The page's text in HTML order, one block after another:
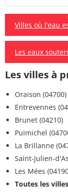
Villes où l'eau
Les eaux
Les villes à
Oraison (04700)
Entrevennes
Brunet (04210)
Puimichel
La Brillanne
Saint-Julien-
Les Mées
Toutes les villes